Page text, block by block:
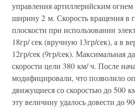
управления артиллерийским
ширину 2 м. Скорость вращения в
плоскости при использовании
18гр/ сек (вручную 13гр/сек), а в
12гр/сек (9гр/сек). Максимальная
скорости цели 380 км/ ч. После
модифицировали, что позволило
движущиеся со скоростью до 500
эту величину удалось довести до